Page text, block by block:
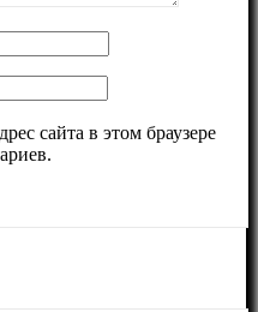
сайта в этом браузере